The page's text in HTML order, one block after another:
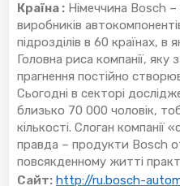
Країна : Німеччина Bosch –
виробників
підрозділів в 60 країнах,
Головна риса компанії,
прагнення постійно
Сьогодні в секторі
близько 70 000 чоловік,
кількості. Слоган
правда – продукти Bosch
повсякденному житті
Сайт: http://ru.bosch-